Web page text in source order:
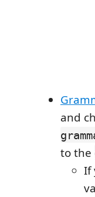
and
to the
If